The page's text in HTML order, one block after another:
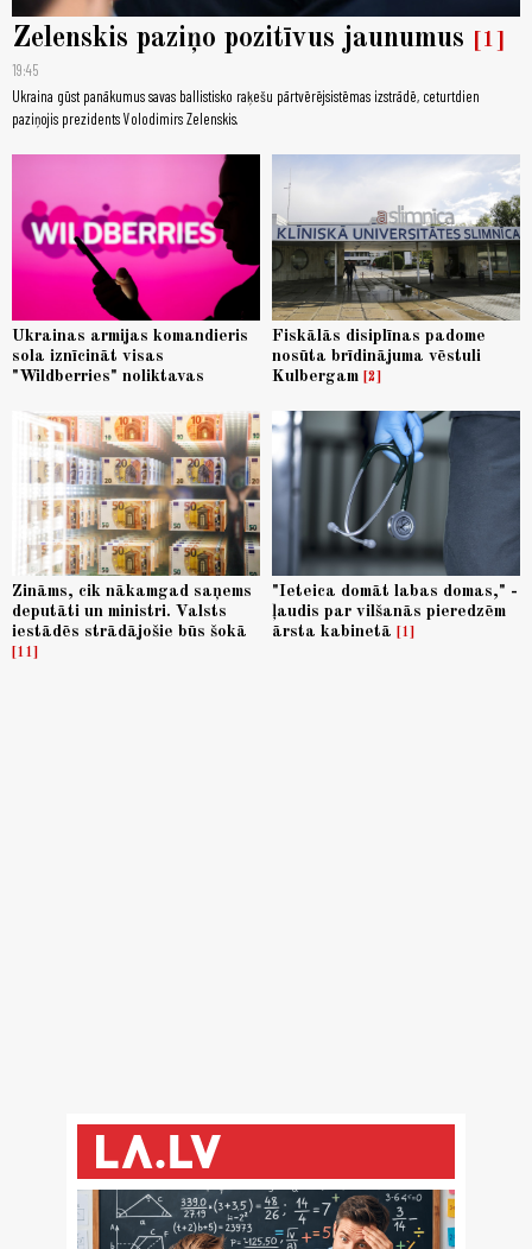
Zelenskis paziņo pozitīvus jaunumus 1
19:45
Ukraina gūst panākumus savas ballistisko raķešu pārtvērējsistēmas izstrādē, ceturtdien
paziņojis prezidents Volodimirs Zelenskis.
Ukrainas armijas komandieris
sola iznīcināt visas
"Wildberries" noliktavas
Fiskālās disiplīnas padome
nosūta brīdinājuma vēstuli
Kulbergam
2
Zināms, cik nākamgad saņems
deputāti un ministri. Valsts
iestādēs strādājošie būs šokā
11
"Ieteica domāt labas domas," -
ļaudis par vilšanās pieredzēm
ārsta kabinetā
1